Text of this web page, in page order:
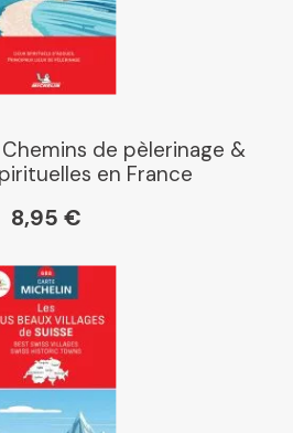
E Leclerc
de pèlerinage &
en France
8,95 €